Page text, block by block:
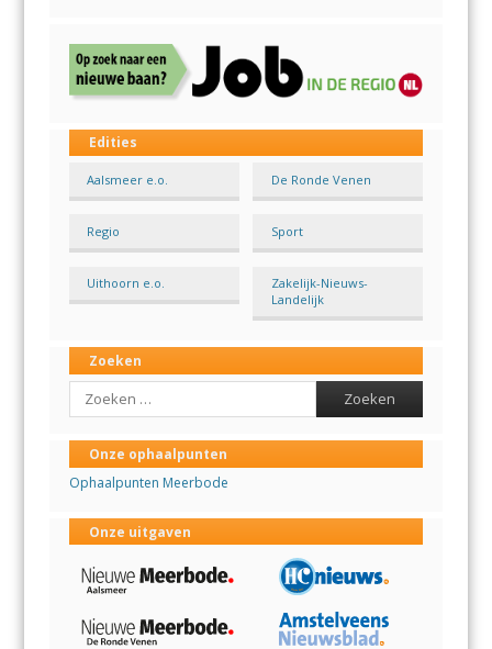
Edities
Aalsmeer e.o. De Ronde Venen
Regio Sport
Uithoorn e.o.
Zakelijk-Nieuws-
Landelijk
Zoeken
Search
Onze ophaalpunten
Ophaalpunten Meerbode
Onze uitgaven